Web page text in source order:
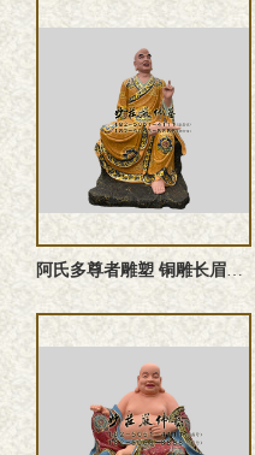
阿氏多尊者雕塑 铜雕长眉罗汉佛像